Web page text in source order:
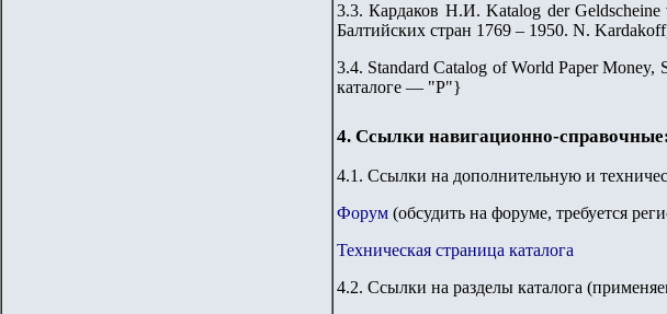
3.3. Кардаков Н.И. Katalog der Geldscheine
Балтийских стран 1769 – 1950. N.
3.4. Standard Catalog of World Paper Money,
каталоге — "Р"}
4. Ссылки навигационно-справочные:
4.1. Ссылки на дополнительную и
Форум (обсудить на форуме, требуется
Техническая страница каталога
4.2. Ссылки на разделы каталога